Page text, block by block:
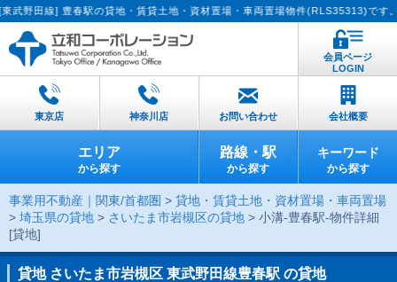
春駅の貸地・賃貸土地・資材置場・車両置場物件(RLS35313)です。【貸した
会員ページ
LOGIN
東京店 神奈川店 お問い合わせ 会社概要
エリア
から探す
路線・駅
から探す
キーワード
から探す
事業用不動産｜関東/首都圏 > 貸地・賃貸土地・資材置場・車両置場
> 埼玉県の貸地 > さいたま市岩槻区の貸地 > 小溝-豊春駅-物件詳細
[貸地]
貸地さいたま市岩槻区 東武野田線豊春駅 の貸地